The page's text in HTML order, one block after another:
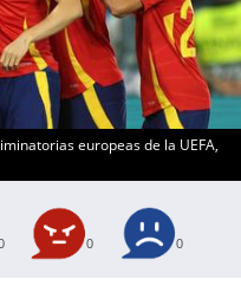
europeas de la UEFA,
0 0